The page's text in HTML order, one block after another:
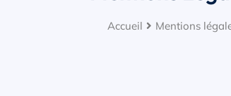
Accueil Mentions